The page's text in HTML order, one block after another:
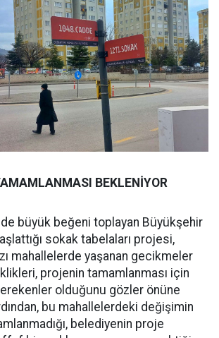
BEKLENİYOR
büyük beğeni toplayan Büyükşehir
sokak tabelaları projesi,
mahallelerde yaşanan gecikmeler
projenin tamamlanması için
olduğunu gözler önüne
bu mahallelerdeki değişimin
belediyenin proje